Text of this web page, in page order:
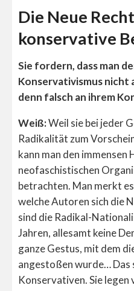
Die Neue
konservative
Sie fordern, dass man
Konservativismus nicht
denn falsch an ihrem
Weiß:Weil sie bei jeder
Radikalität zum
kann man den immensen
neofaschistischen
betrachten. Man merkt
welche Autoren sich die
sind die Radikal-
Jahren, allesamt keine
ganze Gestus, mit dem
angestoßen wurde… Das
Konservativen. Sie